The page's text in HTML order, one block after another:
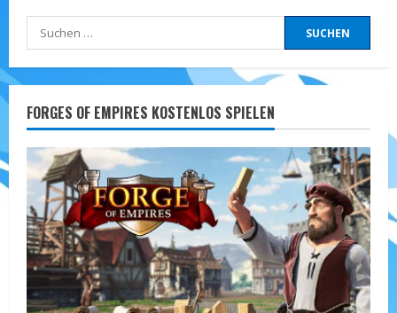
Suchen
nach:
FORGES OF EMPIRES KOSTENLOS SPIELEN